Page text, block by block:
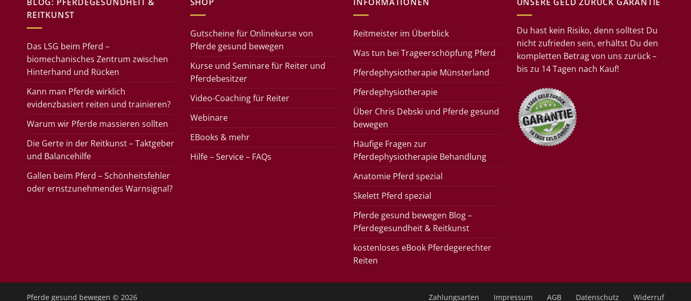
REITKUNST
Das LSG beim Pferd –
biomechanisches Zentrum zwischen
Hinterhand und Rücken
Kann man Pferde wirklich
evidenzbasiert reiten und trainieren?
Warum wir Pferde massieren sollten
Die Gerte in der Reitkunst – Taktgeber
und Balancehilfe
Gallen beim Pferd – Schönheitsfehler
oder ernstzunehmendes Warnsignal?
Gutscheine für Onlinekurse von
Pferde gesund bewegen
Kurse und Seminare für Reiter und
Pferdebesitzer
Video-Coaching für Reiter
Webinare
EBooks & mehr
Hilfe – Service – FAQs
Reitmeister im Überblick
Was tun bei Trageerschöpfung Pferd
Pferdephysiotherapie Münsterland
Pferdephysiotherapie
Über Chris Debski und Pferde gesund
bewegen
Häufige Fragen zur
Pferdephysiotherapie Behandlung
Anatomie Pferd spezial
Skelett Pferd spezial
Pferde gesund bewegen Blog –
Pferdegesundheit & Reitkunst
kostenloses eBook Pferdegerechter
Reiten
Du hast kein Risiko, denn solltest Du
nicht zufrieden sein, erhältst Du den
kompletten Betrag von uns zurück –
bis zu 14 Tagen nach Kauf!
Zahlungsarten Impressum AGB Datenschutz Widerruf
Pferde gesund bewegen © 2026